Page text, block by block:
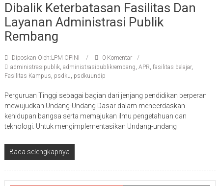
Dibalik Keterbatasan Fasilitas Dan
Layanan Administrasi Publik
Rembang
Diposkan Oleh:LPM OPINI
0 Komentar
administrasipublik, administrasipublikrembang, APR, fasilitas belajar,
Fasilitas Kampus, psdku, psdkuundip
Perguruan Tinggi sebagai bagian dari jenjang pendidikan berperan
mewujudkan Undang-Undang Dasar dalam mencerdaskan
kehidupan bangsa serta memajukan ilmu pengetahuan dan
teknologi. Untuk mengimplementasikan Undang-undang
Baca selengkapnya